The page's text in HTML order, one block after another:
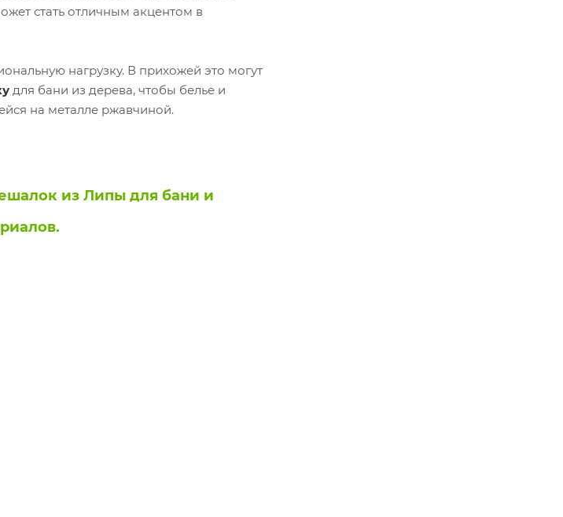
стать отличным акцентом в
нагрузку. В прихожей это могут
для бани из дерева, чтобы белье и
на металле ржавчиной.
из Липы для бани и